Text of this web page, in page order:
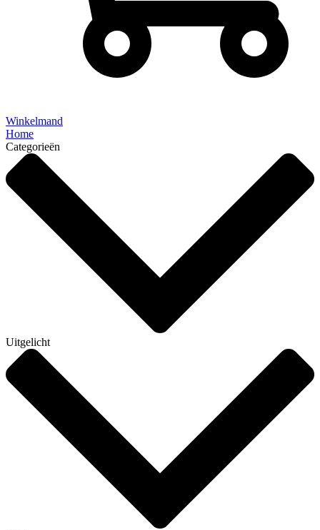
Winkelmand
Home
Categorieën
Uitgelicht